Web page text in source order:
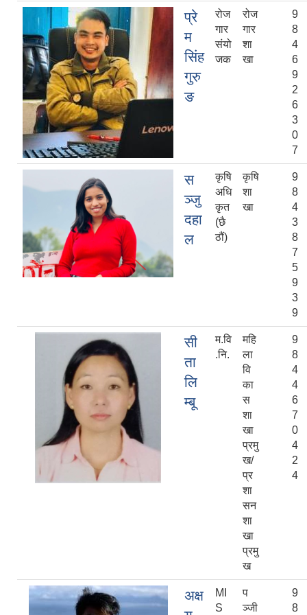
प्रे
म
सिंह
गुरु
ङ
रोज
गार
संयो
जक
रोज
गार
शा
खा
9
8
4
6
9
2
6
3
0
7
स
ञ्‍जु
दहा
ल
कृषि
अधि
कृत
(छै
ठौं)
कृषि
शा
खा
9
8
4
3
8
7
5
9
3
9
सी
ता
लि
म्बू
म.वि
.नि.
महि
ला
वि
का
स
शा
खा
प्रमु
ख/
प्र
शा
सन
शा
खा
प्रमु
ख
9
8
4
4
6
7
0
4
2
4
अक्ष
MI
S
प
ञ्‍जी
9
8